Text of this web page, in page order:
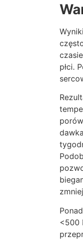
płci.
<500